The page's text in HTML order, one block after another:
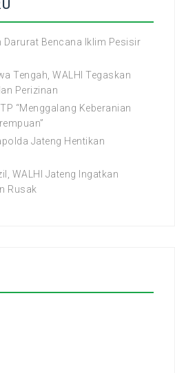
Darurat Bencana Iklim Pesisir
Tengah, WALHI Tegaskan
Perizinan
“Menggalang Keberanian
Jateng Hentikan
WALHI Jateng Ingatkan
Rusak